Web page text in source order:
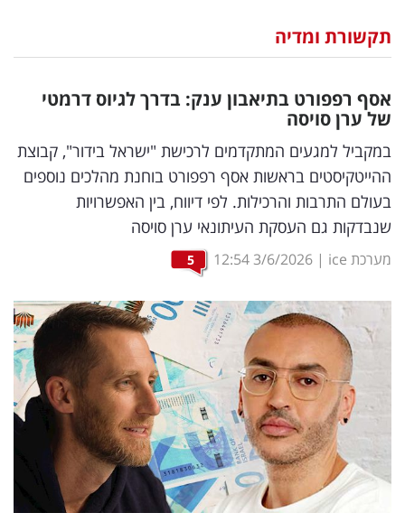
וצרכנות
דיגיטל
וטק
שיווק
ופרסום
משפט
מדדים
ומחקרים
דעות
רכילות
עסקית
קריפטו
תקשורת ומדיה
אסף רפפורט בתיאבון ענק: בדרך לגיוס דרמטי
של ערן סויסה
במקביל למגעים המתקדמים לרכישת "ישראל בידור", קבוצת
ההייטקיסטים בראשות אסף רפפורט בוחנת מהלכים נוספים
בעולם התרבות והרכילות. לפי דיווח, בין האפשרויות
שנבדקות גם העסקת העיתונאי ערן סויסה
מערכת ice |
3/6/2026
12:54
5